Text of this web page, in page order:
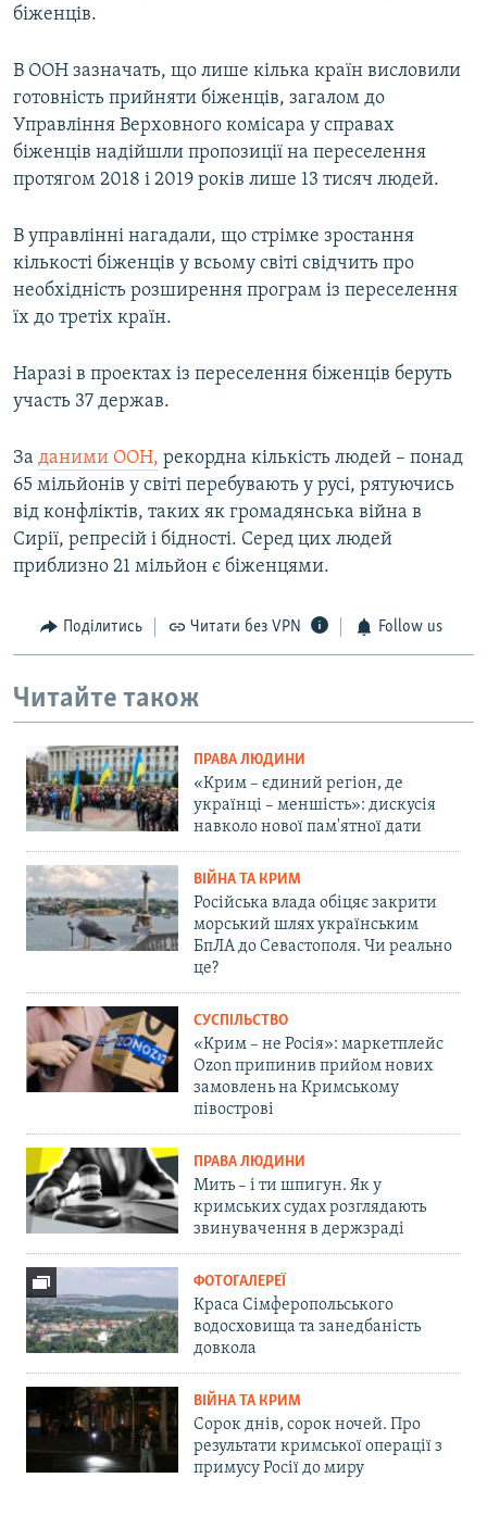
біженців.
В ООН зазначать, що лише кілька країн висловили
готовність прийняти біженців, загалом до
Управління Верховного комісара у справах
біженців надійшли пропозиції на переселення
протягом 2018 і 2019 років лише 13 тисяч людей.
В управлінні нагадали, що стрімке зростання
кількості біженців у всьому світі свідчить про
необхідність розширення програм із переселення
їх до третіх країн.
Наразі в проектах із переселення біженців беруть
участь 37 держав.
За даними ООН, рекордна кількість людей – понад
65 мільйонів у світі перебувають у русі, рятуючись
від конфліктів, таких як громадянська війна в
Сирії, репресій і бідності. Серед цих людей
приблизно 21 мільйон є біженцями.
Поділитись Читати без VPN Follow us
Читайте також
ПРАВА ЛЮДИНИ
«Крим – єдиний регіон, де
українці – меншість»: дискусія
навколо нової пам'ятної дати
ВІЙНА ТА КРИМ
Російська влада обіцяє закрити
морський шлях українським
БпЛА до Севастополя. Чи реально
це?
СУСПІЛЬСТВО
«Крим – не Росія»: маркетплейс
Ozon припинив прийом нових
замовлень на Кримському
півострові
ПРАВА ЛЮДИНИ
Мить – і ти шпигун. Як у
кримських судах розглядають
звинувачення в держзраді
ФОТОГАЛЕРЕЇ
Краса Сімферопольського
водосховища та занедбаність
довкола
ВІЙНА ТА КРИМ
Сорок днів, сорок ночей. Про
результати кримської операції з
примусу Росії до миру